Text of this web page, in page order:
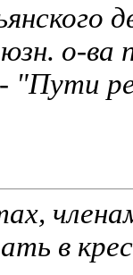
о-
- "Пути
в